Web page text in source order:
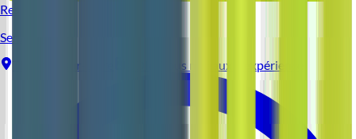
Reso 44
Serveur (H/F)
Thouaré-sur-Loire
Tous niveaux d'expérience